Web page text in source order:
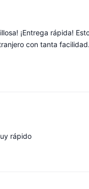
¡Entrega rápida!
con tanta
rápido